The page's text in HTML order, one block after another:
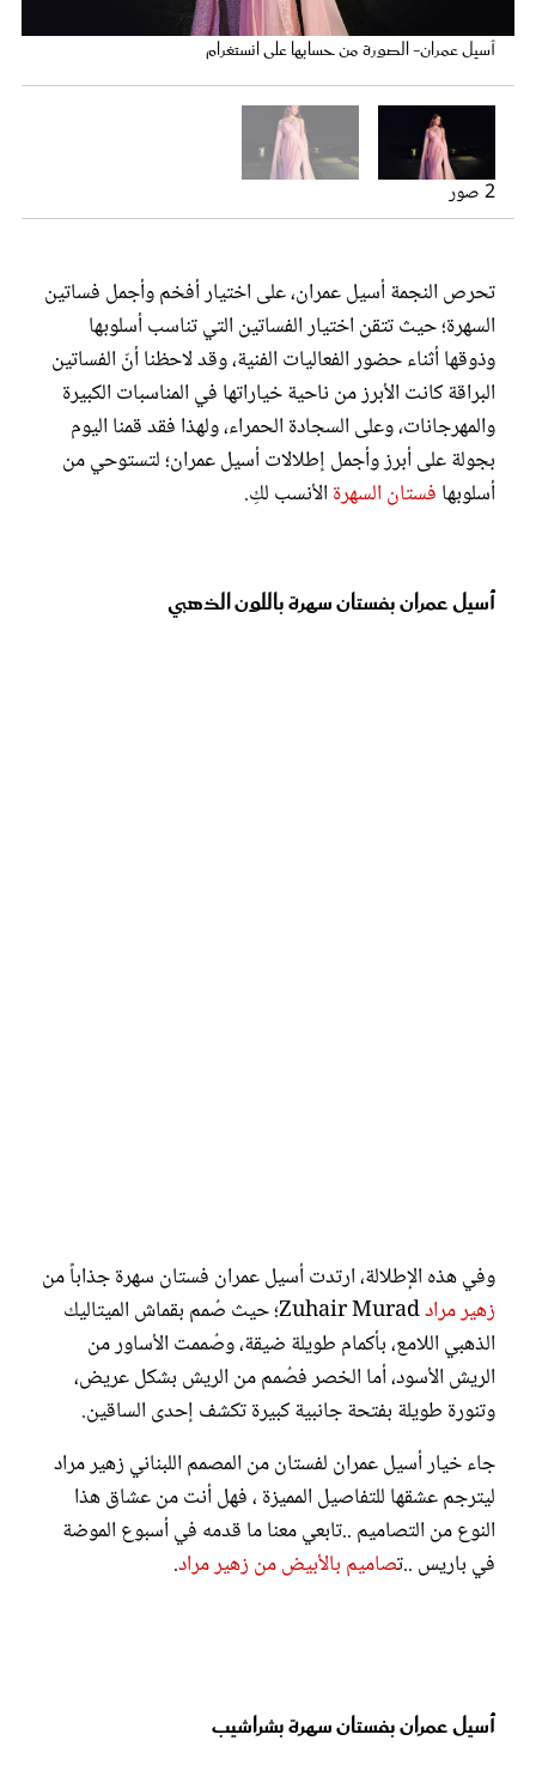
أسيل عمران- الصورة من حسابها على انستغرام
2 صور
تحرص النجمة أسيل عمران، على اختيار أفخم وأجمل فساتين
السهرة؛ حيث تتقن اختيار الفساتين التي تناسب أسلوبها
وذوقها أثناء حضور الفعاليات الفنية، وقد لاحظنا أنّ الفساتين
البراقة كانت الأبرز من ناحية خياراتها في المناسبات الكبيرة
والمهرجانات، وعلى السجادة الحمراء، ولهذا فقد قمنا اليوم
بجولة على أبرز وأجمل إطلالات أسيل عمران؛ لتستوحي من
أسلوبها فستان السهرة الأنسب لكِ.
أسيل عمران بفستان سهرة باللون الذهبي
وفي هذه الإطلالة، ارتدت أسيل عمران فستان سهرة جذاباً من
زهير مراد
Zuhair Murad؛ حيث صُمم بقماش الميتاليك
الذهبي اللامع، بأكمام طويلة ضيقة، وصُممت الأساور من
الريش الأسود، أما الخصر فصُمم من الريش بشكل عريض،
وتنورة طويلة بفتحة جانبية كبيرة تكشف إحدى الساقين.
جاء خيار أسيل عمران لفستان من المصمم اللبناني زهير مراد
ليترجم عشقها للتفاصيل المميزة ، فهل أنت من عشاق هذا
النوع من التصاميم ..تابعي معنا ما قدمه في أسبوع الموضة
في باريس ..تصاميم بالأبيض من زهير مراد.
أسيل عمران بفستان سهرة بشراشيب
مجلة سيدتي
غلاف رفمي